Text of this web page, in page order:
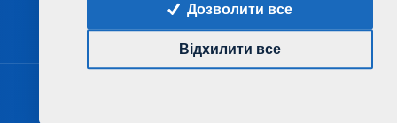
Дозволити все
Відхилити все